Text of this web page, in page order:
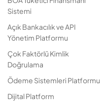
Sistemi
Açık Bankacılık ve API
Yönetim Platformu
Çok Faktörlü Kimlik
Doğrulama
Ödeme Sistemleri Platformu
Dijital Platform